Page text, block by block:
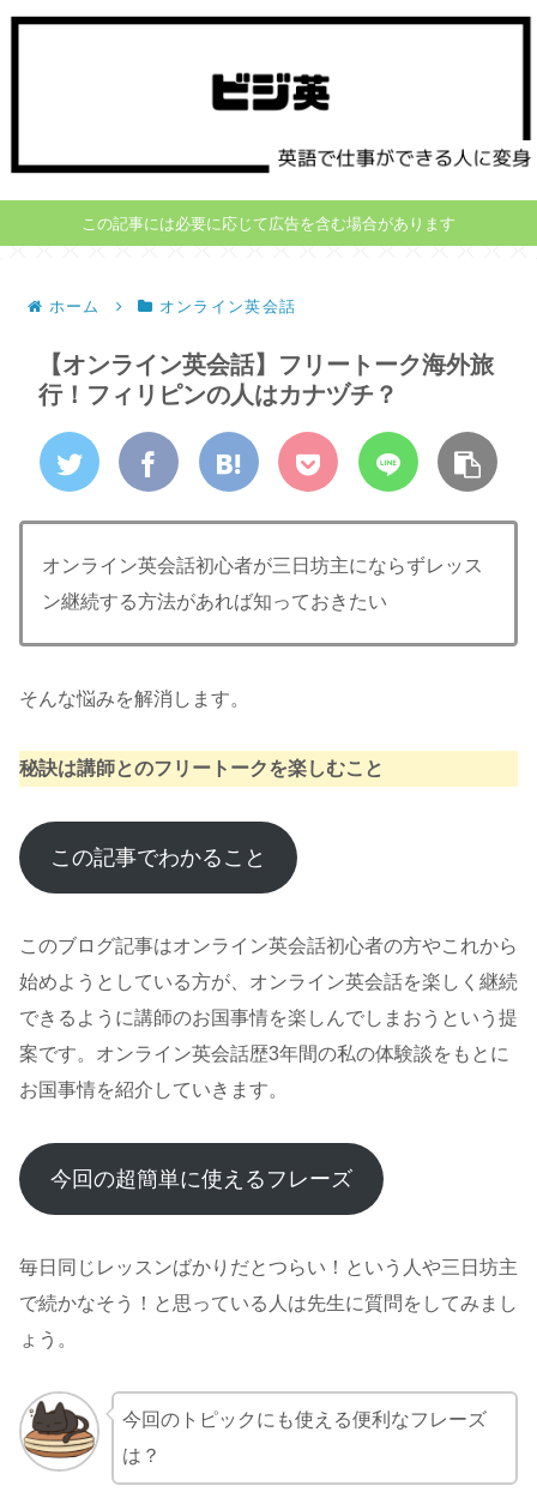
この記事には必要に応じて広告を含む場合があります
ホーム オンライン英会話
【オンライン英会話】フリートーク海外旅
行！フィリピンの人はカナヅチ？
オンライン英会話初心者が三日坊主にならずレッス
ン継続する方法があれば知っておきたい
そんな悩みを解消します。
秘訣は講師とのフリートークを楽しむこと
この記事でわかること
このブログ記事はオンライン英会話初心者の方やこれから
始めようとしている方が、オンライン英会話を楽しく継続
できるように講師のお国事情を楽しんでしまおうという提
案です。オンライン英会話歴3年間の私の体験談をもとに
お国事情を紹介していきます。
今回の超簡単に使えるフレーズ
毎日同じレッスンばかりだとつらい！という人や三日坊主
で続かなそう！と思っている人は先生に質問をしてみまし
ょう。
今回のトピックにも使える便利なフレーズ
は？